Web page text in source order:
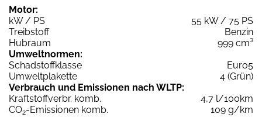
Motor:
kW / PS
55 kW / 75 PS
Treibstoff
Benzin
Hubraum
999 cm³
Umweltnormen:
Schadstoffklasse
Euro5
Umweltplakette
4 (Grün)
Verbrauch und Emissionen nach WLTP:
Kraftstoffverbr. komb.
4,7 l/100km
CO2-Emissionen komb.
109 g/km